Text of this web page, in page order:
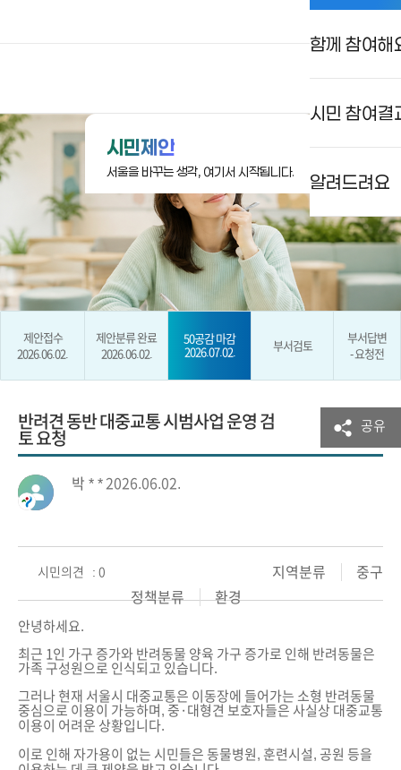
로그인
함께 참여해
시민 참여결
알려드려요
시민제안
서울을 바꾸는 생각, 여기서 시작됩니다.
제안접수
2026.06.02.
제안분류 완료
2026.06.02.
50공감 마감
2026.07.02.
부서검토
부서답변
- 요청전
반려견 동반 대중교통 시범사업 운영 검
토 요청
공유
박 * * 2026.06.02.
시민의견 : 0 지역분류
중구
정책분류
환경
안녕하세요.
최근 1인 가구 증가와 반려동물 양육 가구 증가로 인해 반려동물은
가족 구성원으로 인식되고 있습니다.
그러나 현재 서울시 대중교통은 이동장에 들어가는 소형 반려동물
중심으로 이용이 가능하며, 중·대형견 보호자들은 사실상 대중교통
이용이 어려운 상황입니다.
이로 인해 자가용이 없는 시민들은 동물병원, 훈련시설, 공원 등을